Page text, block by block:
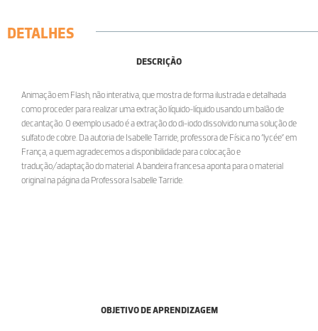
DETALHES
DESCRIÇÃO
Animação em Flash, não interativa, que mostra de forma ilustrada e detalhada
como proceder para realizar uma extração líquido-líquido usando um balão de
decantação. O exemplo usado é a extração do di-iodo dissolvido numa solução de
sulfato de cobre. Da autoria de Isabelle Tarride, professora de Física no “lycée” em
França, a quem agradecemos a disponibilidade para colocação e
tradução/adaptação do material. A bandeira francesa aponta para o material
original na página da Professora Isabelle Tarride.
OBJETIVO DE APRENDIZAGEM